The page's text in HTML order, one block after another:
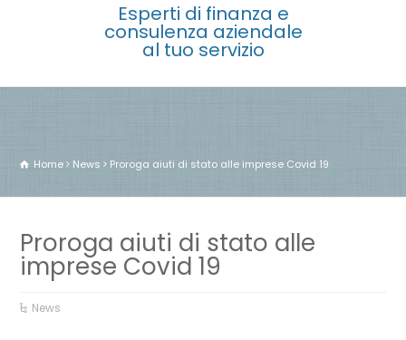
Esperti di finanza e
consulenza aziendale
al tuo servizio
Home News Proroga aiuti di stato alle imprese Covid 19
Proroga aiuti di stato alle
imprese Covid 19
News